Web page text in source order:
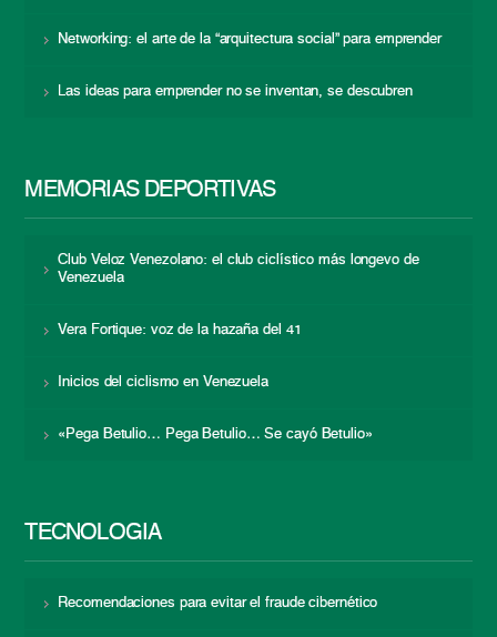
Networking: el arte de la “arquitectura social” para emprender
Las ideas para emprender no se inventan, se descubren
MEMORIAS DEPORTIVAS
Club Veloz Venezolano: el club ciclístico más longevo de
Venezuela
Vera Fortique: voz de la hazaña del 41
Inicios del ciclismo en Venezuela
«Pega Betulio… Pega Betulio… Se cayó Betulio»
TECNOLOGÍA
Recomendaciones para evitar el fraude cibernético